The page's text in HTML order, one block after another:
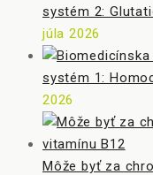
systém 2:
júla 2026
systém 1:
2026
Môže byť za